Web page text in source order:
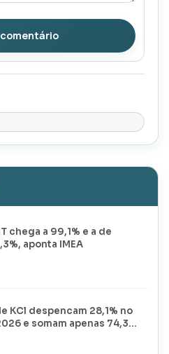
chega a 99,1% e a de
aponta IMEA
KCl despencam 28,1% no
e somam apenas 74,3